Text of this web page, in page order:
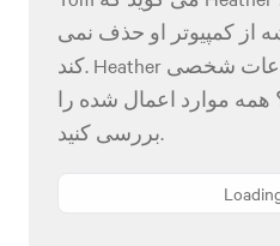
از کمپیوتر او حذف نمی
کند. Heather برای محافظت از اطلاعات شخصی
همه موارد اعمال شده را
بررسی کنید.